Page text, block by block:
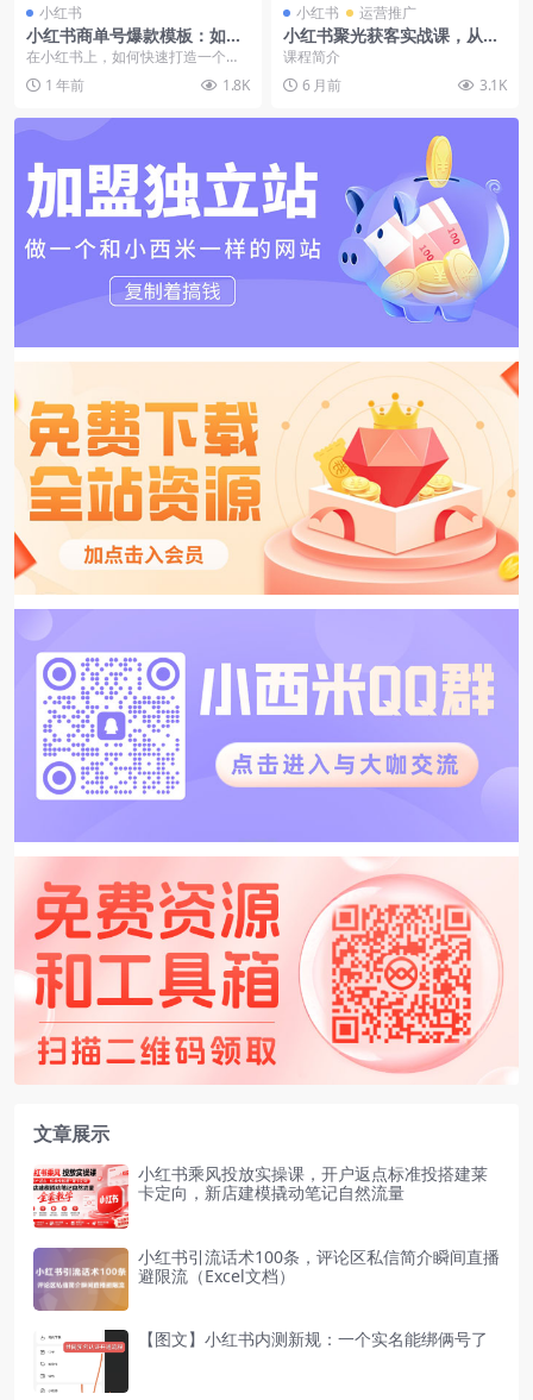
小红书
小红书商单号爆款模板：如何
7天涨粉1000+，单月收入超2
000元！【飞书文档教程】
在小红书上，如何快速打造一个爆
款账号并实现变现？今天，我将分
享一个成功案例：通过...
1 年前 1.8K
小红书 运营推广
小红书聚光获客实战课，从账
号基建、内容流水到聚光投
放，实体店单月盈利破10万
课程简介
6 月前
3.1K
文章展示
小红书乘风投放实操课，开户返点标准投搭建莱
卡定向，新店建模撬动笔记自然流量
小红书引流话术100条，评论区私信简介瞬间直播
避限流（Excel文档）
【图文】小红书内测新规：一个实名能绑俩号了